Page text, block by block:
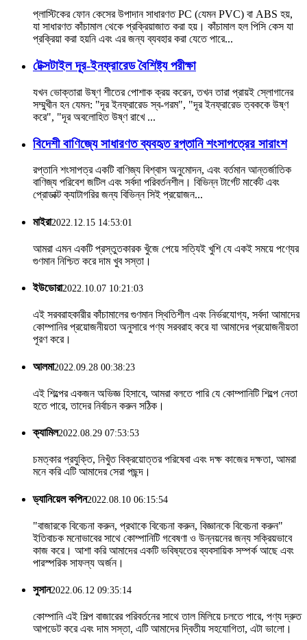
প্লাস্টিকের ফোন কেসের উপাদান সাধারণত PC (যেমন PVC) বা ABS হয়,
যা সাধারণত কাঁচামাল থেকে প্রক্রিয়াজাত করা হয়। কাঁচামাল হল পিসি কেস যা
প্রক্রিয়া করা হয়নি এবং এর জন্য ব্যবহার করা যেতে পারে...
টেক্সটাইল দূর-ইনফ্রারেড বৈশিষ্ট্য পরীক্ষা
যখন ভোক্তারা উষ্ণ শীতের পোশাক ক্রয় করেন, তখন তারা প্রায়ই স্লোগানের
সম্মুখীন হন যেমন: "দূর ইনফ্রারেড স্ব-গরম", "দূর ইনফ্রারেড ত্বককে উষ্ণ
করে", "দূর অবলোহিত উষ্ণ রাখে ...
বিদেশী বাণিজ্যে সাধারণত ব্যবহৃত রপ্তানি শংসাপত্রের সারাংশ
রপ্তানি শংসাপত্র একটি বাণিজ্য বিশ্বাস অনুমোদন, এবং বর্তমান আন্তর্জাতিক
বাণিজ্য পরিবেশ জটিল এবং সর্বদা পরিবর্তনশীল। বিভিন্ন টার্গেট মার্কেট এবং
প্রোডাক্ট ক্যাটাগরির জন্য বিভিন্ন সিই প্রয়োজন...
মাইরা2022.12.15 14:53:01
আমরা এমন একটি প্রস্তুতকারক খুঁজে পেয়ে সত্যিই খুশি যে একই সময়ে পণ্যের
গুণমান নিশ্চিত করে দাম খুব সস্তা।
ইউডোরা2022.10.07 10:21:03
এই সরবরাহকারীর কাঁচামালের গুণমান স্থিতিশীল এবং নির্ভরযোগ্য, সর্বদা আমাদের
কোম্পানির প্রয়োজনীয়তা অনুসারে পণ্য সরবরাহ করে যা আমাদের প্রয়োজনীয়তা
পূরণ করে।
আলমা2022.09.28 00:38:23
এই শিল্পের একজন অভিজ্ঞ হিসাবে, আমরা বলতে পারি যে কোম্পানিটি শিল্পে নেতা
হতে পারে, তাদের নির্বাচন করুন সঠিক।
ক্যামিল2022.08.29 07:53:53
চমত্কার প্রযুক্তি, নিখুঁত বিক্রয়োত্তর পরিষেবা এবং দক্ষ কাজের দক্ষতা, আমরা
মনে করি এটি আমাদের সেরা পছন্দ।
ড্যানিয়েল কপিন2022.08.10 06:15:54
"বাজারকে বিবেচনা করুন, প্রথাকে বিবেচনা করুন, বিজ্ঞানকে বিবেচনা করুন"
ইতিবাচক মনোভাবের সাথে কোম্পানিটি গবেষণা ও উন্নয়নের জন্য সক্রিয়ভাবে
কাজ করে। আশা করি আমাদের একটি ভবিষ্যতের ব্যবসায়িক সম্পর্ক আছে এবং
পারস্পরিক সাফল্য অর্জন।
সুসান2022.06.12 09:35:14
কোম্পানি এই শিল্প বাজারের পরিবর্তনের সাথে তাল মিলিয়ে চলতে পারে, পণ্য দ্রুত
আপডেট করে এবং দাম সস্তা, এটি আমাদের দ্বিতীয় সহযোগিতা, এটা ভালো।